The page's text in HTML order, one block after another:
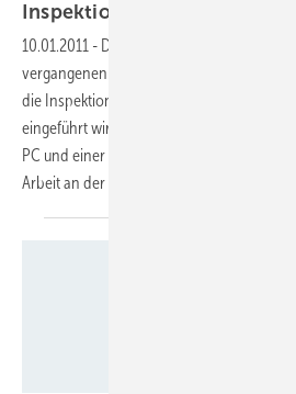
Inspektionsstandard
10.01.2011 - Die SEILPARTNER Windkraft
vergangenen Monaten einen neuen digital
die Inspektion von Rotorblättern
eingeführt wird. Das Erstellen der Berichte
PC und einer eigens programmierten
Arbeit an der